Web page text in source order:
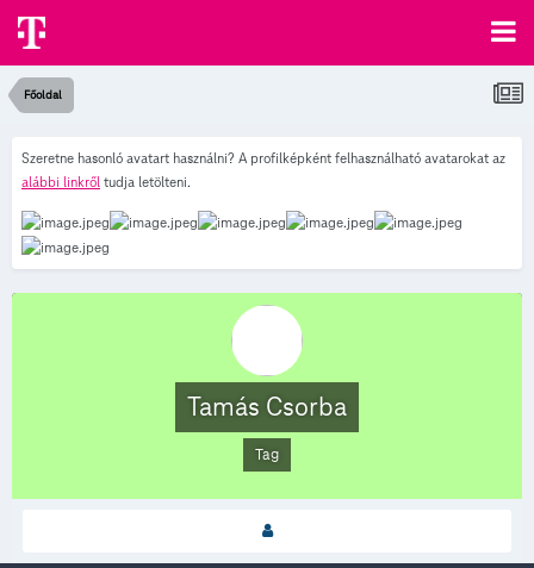
Főoldal
Szeretne hasonló avatart használni? A profilképként felhasználható avatarokat az
alábbi linkről tudja letölteni.
Tamás Csorba
Tag